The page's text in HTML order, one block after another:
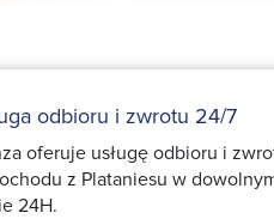
odbioru i zwrotu 24/7
oferuje usługę odbioru i
z Plataniesu w
24H.